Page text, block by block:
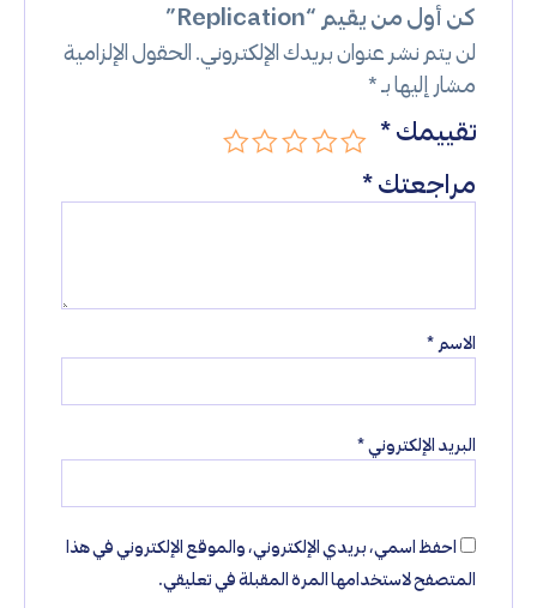
كن أول من يقيم “Replication”
لن يتم نشر عنوان بريدك الإلكتروني. الحقول الإلزامية
مشار إليها بـ*
تقييمك*
مراجعتك*
الاسم*
البريد الإلكتروني*
احفظ اسمي، بريدي الإلكتروني، والموقع الإلكتروني في هذا
المتصفح لاستخدامها المرة المقبلة في تعليقي.